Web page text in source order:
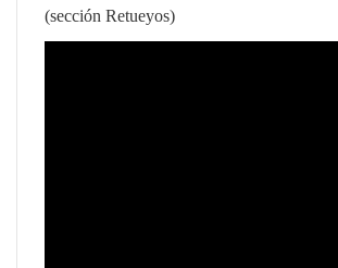
(sección Retueyos)